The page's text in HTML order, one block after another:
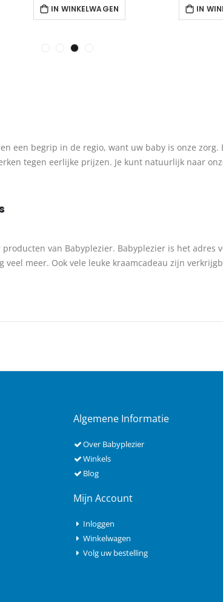
IN WINKELWAGEN IN
een begrip in de regio, want uw baby is onze
tegen eerlijke prijzen. Je kunt natuurlijk naar
van Babyplezier. Babyplezier is het adres
meer. Ook vele leuke kraamcadeau zijn
Algemene Informatie
Over Babyplezier
Winkels
Blog
Mijn Account
Inloggen
Winkelwagen
Volg uw bestelling